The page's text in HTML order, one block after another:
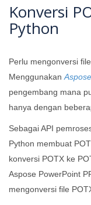
Konversi
Python
Perlu mengonversi
Menggunakan
pengembang mana
hanya dengan
Sebagai API
Python membuat
konversi POTX ke
Aspose PowerPoint
mengonversi file